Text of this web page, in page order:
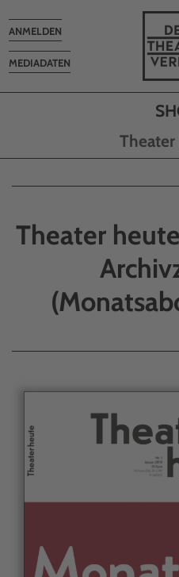
MEDIADATEN
Toggle
navigation
ANMELDEN
Theater